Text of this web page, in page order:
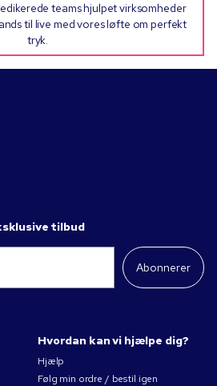
teams hjulpet virksomheder
til live med vores løfte om perfekt
tryk.
tilbud
Abonnerer
Hvordan kan vi hjælpe dig?
Hjælp
Følg min ordre / bestil igen